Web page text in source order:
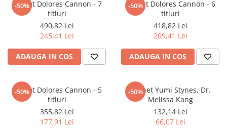
Audiobook
ReConnect
Crestinism
SelfConnect
SelfHealing
Vindecare Spirituala
Senzatii/Thriller
SF & Fantasy
Teatru
Teens Book Club
Instrumente si Truse Geometrie
Seturi scolare
Calculator
Consumabile & Accesorii
COLOREAZA CU PRIETENII
De colorat
Pot desena minunat
Carti educative
Copii 0-7 ani
Clubul Premiantilor
Super pitici 2-5 ani
Puzzle-uri
Puzzle
Puzzle 3D Lemn
-50%
Pachet Dolores Cannon - 7
titluri
490,82 Lei
245,41 Lei
ADAUGA IN COS
-50%
Pachet Dolores Cannon - 6
titluri
418,82 Lei
209,41 Lei
ADAUGA IN COS
-50%
Pachet Dolores Cannon - 5
titluri
355,82 Lei
177,91 Lei
-50%
Pachet Yumi Stynes, Dr.
Melissa Kang
132,14 Lei
66,07 Lei